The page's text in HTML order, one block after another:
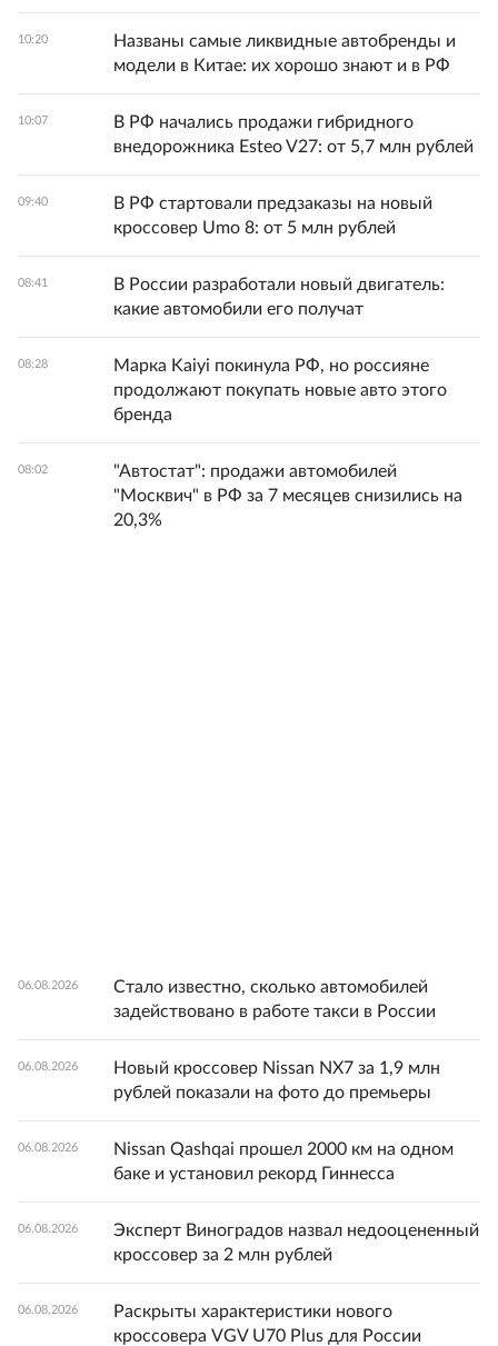
10:20
Названы самые ликвидные автобренды и
модели в Китае: их хорошо знают и в РФ
10:07
В РФ начались продажи гибридного
внедорожника Esteo V27: от 5,7 млн рублей
09:40
В РФ стартовали предзаказы на новый
кроссовер Umo 8: от 5 млн рублей
08:41
В России разработали новый двигатель:
какие автомобили его получат
08:28
Марка Kaiyi покинула РФ, но россияне
продолжают покупать новые авто этого
бренда
08:02
"Автостат": продажи автомобилей
"Москвич" в РФ за 7 месяцев снизились на
20,3%
06.08.2026
Стало известно, сколько автомобилей
задействовано в работе такси в России
06.08.2026
Новый кроссовер Nissan NX7 за 1,9 млн
рублей показали на фото до премьеры
06.08.2026
Nissan Qashqai прошел 2000 км на одном
баке и установил рекорд Гиннесса
06.08.2026
Эксперт Виноградов назвал недооцененный
кроссовер за 2 млн рублей
06.08.2026
Раскрыты характеристики нового
кроссовера VGV U70 Plus для России